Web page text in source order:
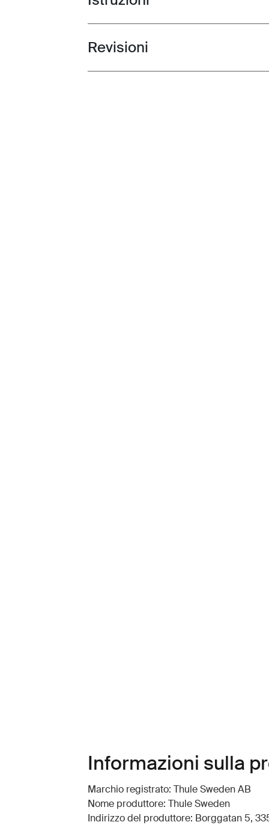
Toggle overview
Revisioni
Informazioni sulla
Marchio registrato: Thule Sweden AB
Nome produttore: Thule Sweden
Indirizzo del produttore: Borggatan 5,